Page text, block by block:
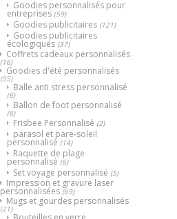
Goodies personnalisés pour
entreprises (59)
Goodies publicitaires (121)
Goodies publicitaires
écologiques (37)
Coffrets cadeaux personnalisés
(16)
Goodies d'été personnalisés
(55)
Balle anti stress personnalisé
(6)
Ballon de foot personnalisé
(6)
Frisbee Personnalisé (2)
parasol et pare-soleil
personnalisé (14)
Raquette de plage
personnalisé (6)
Set voyage personnalisé (5)
Impression et gravure laser
personnalisées (69)
Mugs et gourdes personnalisés
(21)